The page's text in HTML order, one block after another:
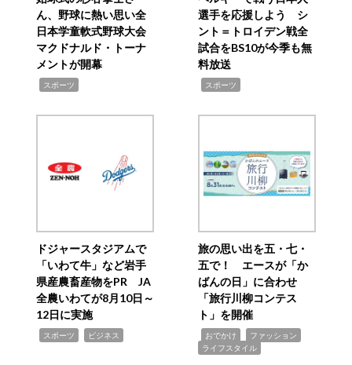
ん、野球に熱い思い全
日本学童軟式野球大会
マクドナルド・トーナ
メントが開幕
スポーツ
選手を応援しよう シ
ント＝トロイデン戦全
試合をBS10が今季も無
料放送
スポーツ
ドジャースタジアムで
「いわて牛」など岩手
県産農畜産物をPR JA
全農いわてが8月10日～
12日に実施
スポーツ ビジネス
旅の思い出を五・七・
五で！ エースが「か
ばんの日」に合わせ
「旅行川柳コンテス
ト」を開催
おでかけ ファッション
ライフスタイル